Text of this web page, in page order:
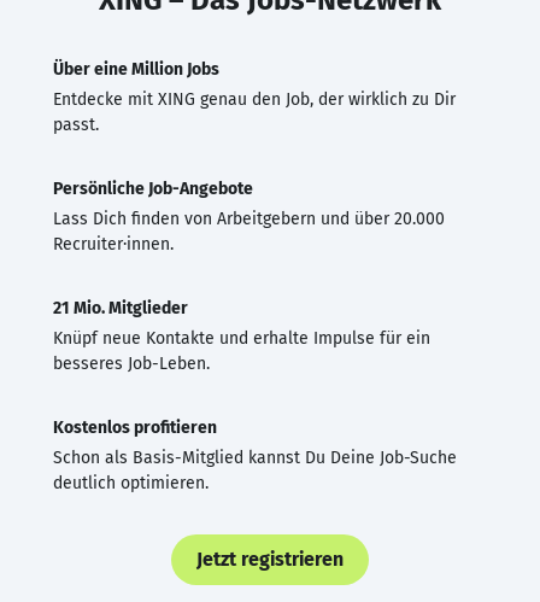
Über eine Million Jobs
Entdecke mit XING genau den Job, der wirklich zu Dir
passt.
Persönliche Job-Angebote
Lass Dich finden von Arbeitgebern und über 20.000
Recruiter·innen.
21 Mio. Mitglieder
Knüpf neue Kontakte und erhalte Impulse für ein
besseres Job-Leben.
Kostenlos profitieren
Schon als Basis-Mitglied kannst Du Deine Job-Suche
deutlich optimieren.
Jetzt registrieren